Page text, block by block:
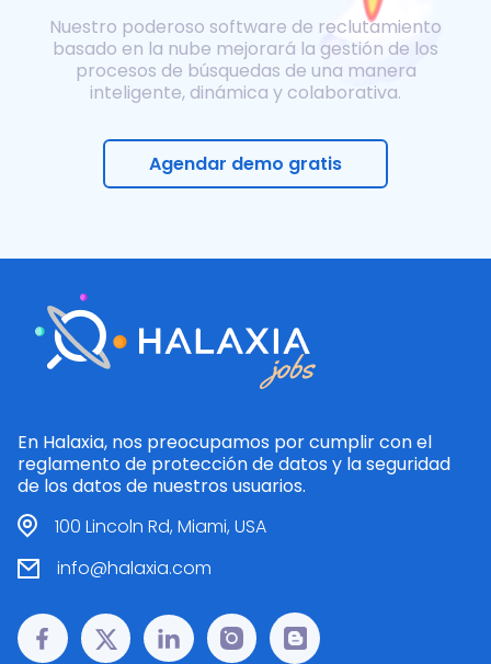
Nuestro poderoso software de reclutamiento
basado en la nube mejorará la gestión de los
procesos de búsquedas de una manera
inteligente, dinámica y colaborativa.
Agendar demo gratis
En Halaxia, nos preocupamos por cumplir con el
reglamento de protección de datos y la seguridad
de los datos de nuestros usuarios.
100 Lincoln Rd, Miami, USA
info@halaxia.com